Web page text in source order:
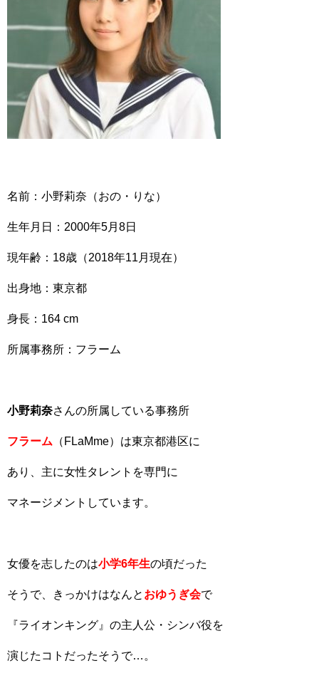
名前：小野莉奈（おの・りな）
生年月日：2000年5月8日
現年齢：18歳（2018年11月現在）
出身地：東京都
身長：164 cm
所属事務所：フラーム
小野莉奈さんの所属している事務所
フラーム （FLaMme）は東京都港区に
あり、主に女性タレントを専門に
マネージメントしています。
女優を志したのは小学6年生の頃だった
そうで、きっかけはなんと おゆうぎ会で
『ライオンキング』の主人公・シンバ役を
演じたコトだったそうで…。